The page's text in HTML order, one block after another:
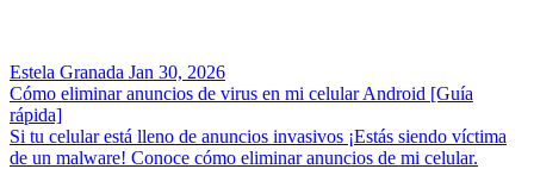
Estela Granada Jan 30, 2026
Cómo eliminar anuncios de virus en mi celular Android [Guía
rápida]
Si tu celular está lleno de anuncios invasivos ¡Estás siendo víctima
de un malware! Conoce cómo eliminar anuncios de mi celular.